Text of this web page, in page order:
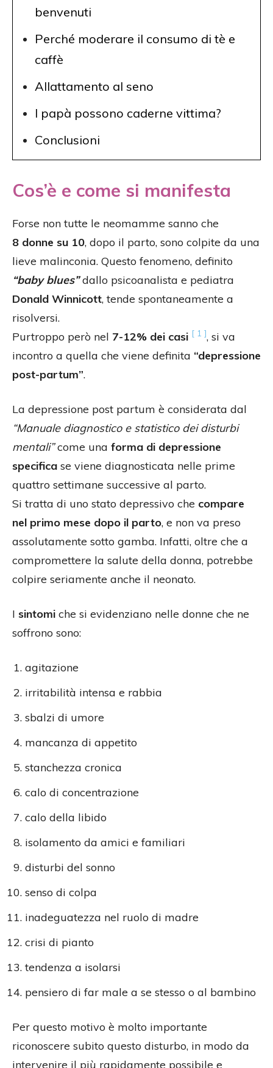
benvenuti
Perché moderare il consumo di tè e
caffè
Allattamento al seno
I papà possono caderne vittima?
Conclusioni
Cos’è e come si manifesta
Forse non tutte le neomamme sanno che
8 donne su 10, dopo il parto, sono colpite da una
lieve malinconia. Questo fenomeno, definito
“baby blues”dallo psicoanalista e pediatra
Donald Winnicott, tende spontaneamente a
risolversi.
Purtroppo però nel 7-12% dei casi [ 1 ], si va
incontro a quella che viene definita “depressione
post-partum”.
La depressione post partum è considerata dal
“Manuale diagnostico e statistico dei disturbi
mentali”come una forma di depressione
specifica se viene diagnosticata nelle prime
quattro settimane successive al parto.
Si tratta di uno stato depressivo che compare
nel primo mese dopo il parto, e non va preso
assolutamente sotto gamba. Infatti, oltre che a
compromettere la salute della donna, potrebbe
colpire seriamente anche il neonato.
I sintomi che si evidenziano nelle donne che ne
soffrono sono:
agitazione
irritabilità intensa e rabbia
sbalzi di umore
mancanza di appetito
stanchezza cronica
calo di concentrazione
calo della libido
isolamento da amici e familiari
disturbi del sonno
senso di colpa
inadeguatezza nel ruolo di madre
crisi di pianto
tendenza a isolarsi
pensiero di far male a se stesso o al bambino
Per questo motivo è molto importante
riconoscere subito questo disturbo, in modo da
intervenire il più rapidamente possibile e